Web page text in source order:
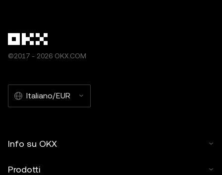
©2017 - 2026 OKX.COM
Italiano/EUR
Info su OKX
Prodotti